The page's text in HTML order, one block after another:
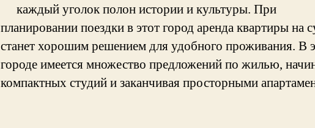
каждый уголок полон истории и культуры. При
планировании поездки в этот город аренда квартиры на
станет хорошим решением для удобного проживания. В
городе имеется множество предложений по жилью,
компактных студий и заканчивая просторными